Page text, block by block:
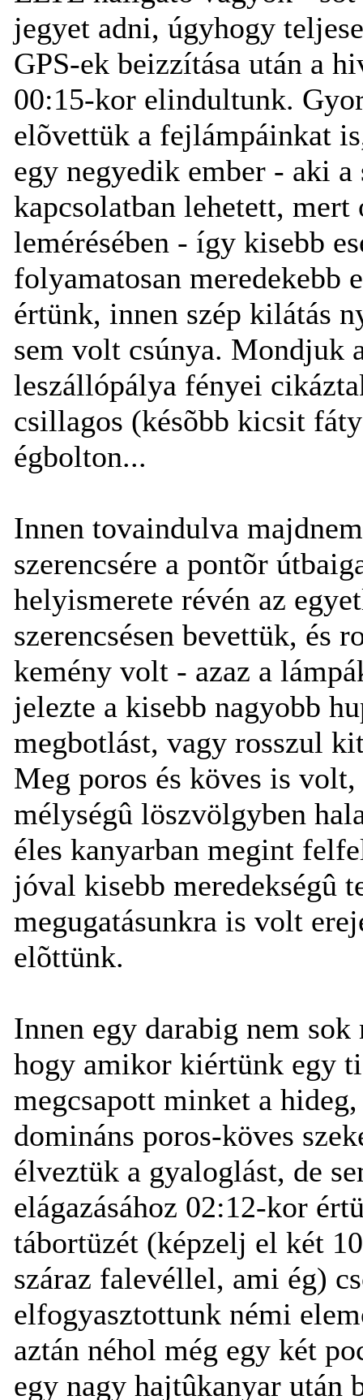
jegyet adni, úgyhogy
GPS-ek beizzítása után a
00:15-kor elindultunk.
elõvettük a fejlámpáinkat
egy negyedik ember - aki
kapcsolatban lehetett, mert
lemérésében - így kisebb
folyamatosan meredekebb
értünk, innen szép kilátás
sem volt csúnya. Mondjuk
leszállópálya fényei
csillagos (késõbb kicsit
égbolton...
Innen tovaindulva
szerencsére a pontõr
helyismerete révén az
szerencsésen bevettük, és
kemény volt - azaz a
jelezte a kisebb nagyobb
megbotlást, vagy rosszul
Meg poros és köves is
mélységû löszvölgyben
éles kanyarban megint
jóval kisebb meredekségû
megugatásunkra is volt
elõttünk.
Innen egy darabig nem
hogy amikor kiértünk egy
megcsapott minket a
domináns poros-köves
élveztük a gyaloglást, de
elágazásához 02:12-kor
tábortüzét (képzelj el két
száraz falevéllel, ami ég)
elfogyasztottunk némi
aztán néhol még egy két
egy nagy hajtûkanyar után